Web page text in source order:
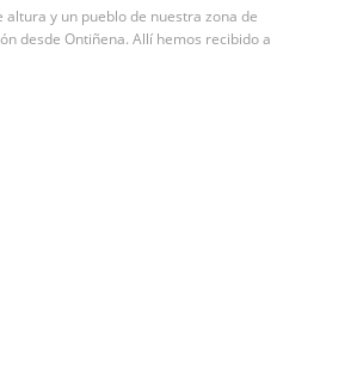
altura y un pueblo de nuestra zona de
desde Ontiñena. Allí hemos recibido a